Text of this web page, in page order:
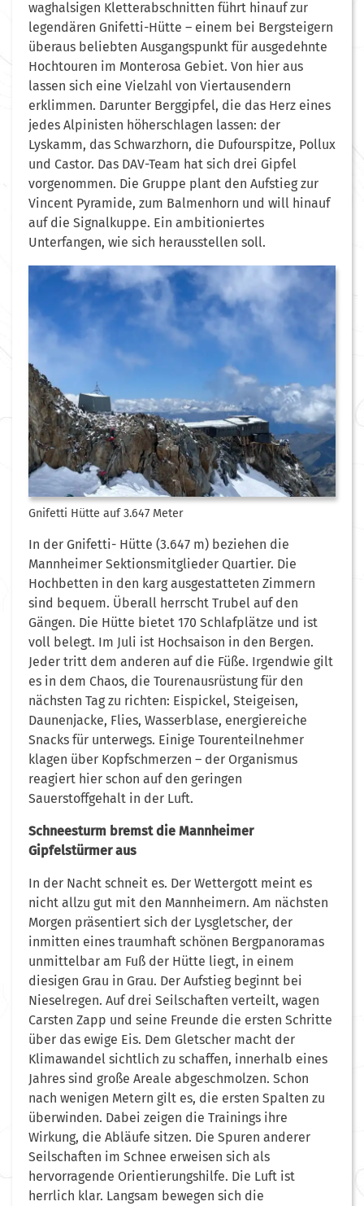
waghalsigen Kletterabschnitten führt hinauf zur
legendären Gnifetti-Hütte – einem bei Bergsteigern
überaus beliebten Ausgangspunkt für ausgedehnte
Hochtouren im Monterosa Gebiet. Von hier aus
lassen sich eine Vielzahl von Viertausendern
erklimmen. Darunter Berggipfel, die das Herz eines
jedes Alpinisten höherschlagen lassen: der
Lyskamm, das Schwarzhorn, die Dufourspitze, Pollux
und Castor. Das DAV-Team hat sich drei Gipfel
vorgenommen. Die Gruppe plant den Aufstieg zur
Vincent Pyramide, zum Balmenhorn und will hinauf
auf die Signalkuppe. Ein ambitioniertes
Unterfangen, wie sich herausstellen soll.
Gnifetti Hütte auf 3.647 Meter
In der Gnifetti- Hütte (3.647 m) beziehen die
Mannheimer Sektionsmitglieder Quartier. Die
Hochbetten in den karg ausgestatteten Zimmern
sind bequem. Überall herrscht Trubel auf den
Gängen. Die Hütte bietet 170 Schlafplätze und ist
voll belegt. Im Juli ist Hochsaison in den Bergen.
Jeder tritt dem anderen auf die Füße. Irgendwie gilt
es in dem Chaos, die Tourenausrüstung für den
nächsten Tag zu richten: Eispickel, Steigeisen,
Daunenjacke, Flies, Wasserblase, energiereiche
Snacks für unterwegs. Einige Tourenteilnehmer
klagen über Kopfschmerzen – der Organismus
reagiert hier schon auf den geringen
Sauerstoffgehalt in der Luft.
Schneesturm bremst die Mannheimer
Gipfelstürmer aus
In der Nacht schneit es. Der Wettergott meint es
nicht allzu gut mit den Mannheimern. Am nächsten
Morgen präsentiert sich der Lysgletscher, der
inmitten eines traumhaft schönen Bergpanoramas
unmittelbar am Fuß der Hütte liegt, in einem
diesigen Grau in Grau. Der Aufstieg beginnt bei
Nieselregen. Auf drei Seilschaften verteilt, wagen
Carsten Zapp und seine Freunde die ersten Schritte
über das ewige Eis. Dem Gletscher macht der
Klimawandel sichtlich zu schaffen, innerhalb eines
Jahres sind große Areale abgeschmolzen. Schon
nach wenigen Metern gilt es, die ersten Spalten zu
überwinden. Dabei zeigen die Trainings ihre
Wirkung, die Abläufe sitzen. Die Spuren anderer
Seilschaften im Schnee erweisen sich als
hervorragende Orientierungshilfe. Die Luft ist
herrlich klar. Langsam bewegen sich die